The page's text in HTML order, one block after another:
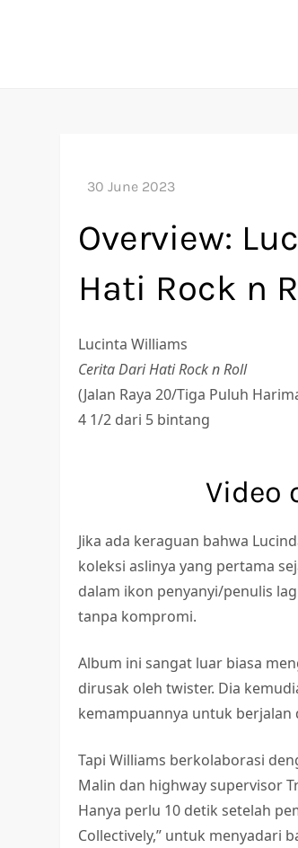
Overview:
Hati Rock n
Lucinta Williams
Cerita Dari Hati Rock n Roll
(Jalan Raya 20/Tiga Puluh
4 1/2 dari 5 bintang
Video
Jika ada keraguan bahwa
koleksi aslinya yang pertama
dalam ikon penyanyi/penulis
tanpa kompromi.
Album ini sangat luar biasa
dirusak oleh twister. Dia
kemampuannya untuk berjalan
Tapi Williams berkolaborasi
Malin dan highway supervisor
Hanya perlu 10 detik setelah
Collectively,” untuk menyadari